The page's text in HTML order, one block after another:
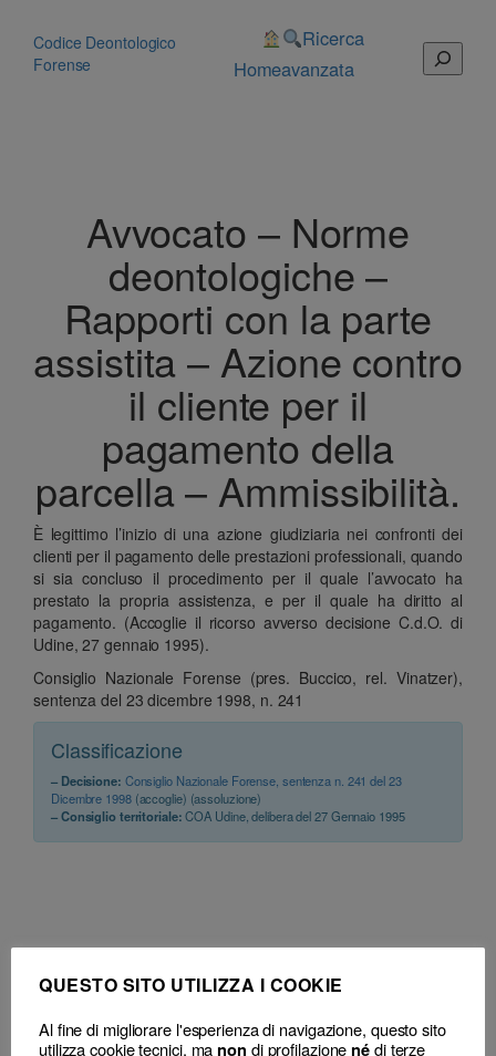
contenuto
Codice Deontologico
Forense
Home
Ricerca
avanzata
Cerca
Avvocato – Norme
deontologiche –
Rapporti con la parte
assistita – Azione contro
il cliente per il
pagamento della
parcella – Ammissibilità.
È legittimo l’inizio di una azione giudiziaria nei confronti dei
clienti per il pagamento delle prestazioni professionali, quando
si sia concluso il procedimento per il quale l’avvocato ha
prestato la propria assistenza, e per il quale ha diritto al
pagamento. (Accoglie il ricorso avverso decisione C.d.O. di
Udine, 27 gennaio 1995).
Consiglio Nazionale Forense (pres. Buccico, rel. Vinatzer),
sentenza del 23 dicembre 1998, n. 241
Classificazione
– Decisione: Consiglio Nazionale Forense, sentenza n. 241 del 23
Dicembre 1998(accoglie) (assoluzione)
– Consiglio territoriale:COA Udine, delibera del 27 Gennaio 1995
← Avvocato – Norme deontologiche –
Procedimento
QUESTO SITO UTILIZZA I COOKIE
Al fine di migliorare l'esperienza di navigazione, questo sito
utilizza cookie tecnici, ma non di profilazione nédi terze